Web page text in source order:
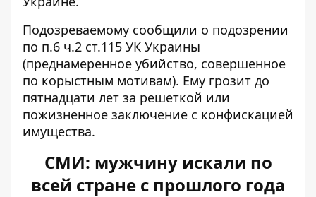
Подозреваемому сообщили о подозрении
по п.6 ч.2 ст.115 УК Украины
(преднамеренное убийство, совершенное
по корыстным мотивам). Ему грозит до
пятнадцати лет за решеткой или
пожизненное заключение с конфискацией
имущества.
СМИ: мужчину искали по
всей стране с прошлого года